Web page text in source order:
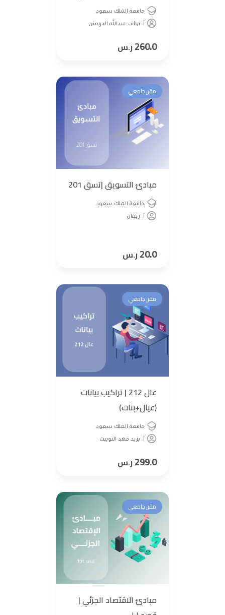
جامعة الملك سعود
أ. نواف عبدالله الدويش
260.0ر.س
مقرر جامعي
مبادئ التسويق |تسق 201
جامعة الملك سعود
أ. ريمان
20.0ر.س
مقرر جامعي
عال 212 | تراكيب بيانات
(عيال+بنات)
جامعة الملك سعود
أ. يزيد فهد النويبت
299.0ر.س
مقرر جامعي
مبادئ الاقتصاد الجزئي |